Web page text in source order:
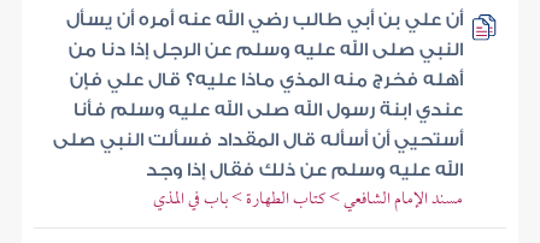
أن علي بن أبي طالب رضي الله عنه أمره أن يسأل
النبي صلى الله عليه وسلم عن الرجل إذا دنا من
أهله فخرج منه المذي ماذا عليه؟ قال علي فإن
عندي ابنة رسول الله صلى الله عليه وسلم فأنا
أستحيي أن أسأله قال المقداد فسألت النبي صلى
الله عليه وسلم عن ذلك فقال إذا وجد
مسند الإمام الشافعي > كتاب الطهارة > باب في المذي